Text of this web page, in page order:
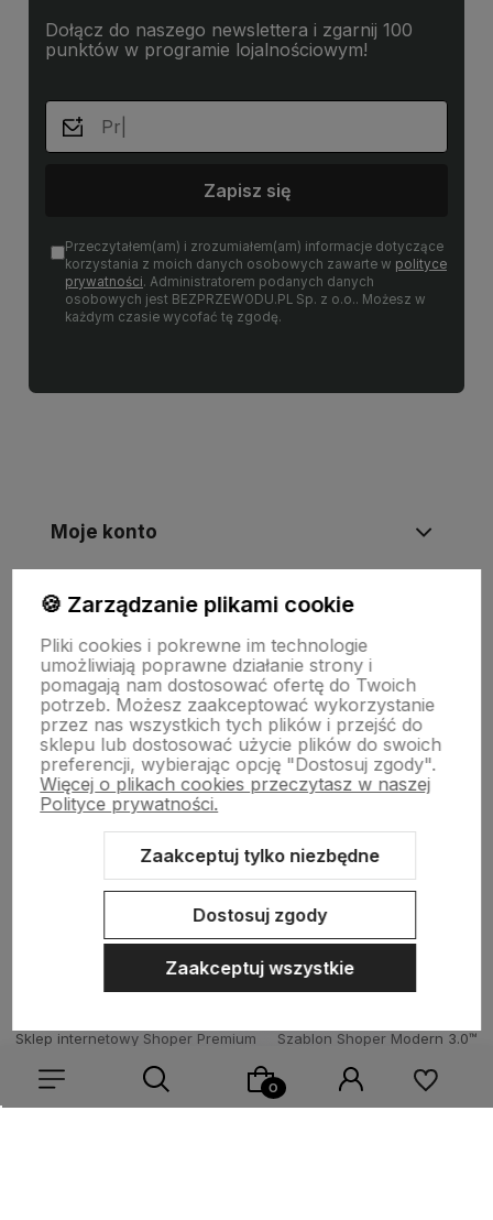
Dołącz do naszego newslettera i zgarnij 100
punktów w programie lojalnościowym!
Zapisz się
Przeczytałem(am) i zrozumiałem(am) informacje dotyczące
korzystania z moich danych osobowych zawarte w polityce
prywatności. Administratorem podanych danych
osobowych jest BEZPRZEWODU.PL Sp. z o.o.. Możesz w
każdym czasie wycofać tę zgodę.
Moje konto
Informacje
Płatności i zwroty
Wsparcie
Sklep internetowy Shoper Premium
Szablon Shoper Modern 3.0™
🍪 Zarządzanie plikami cookie
Pliki cookies i pokrewne im technologie
umożliwiają poprawne działanie strony i
pomagają nam dostosować ofertę do Twoich
potrzeb. Możesz zaakceptować wykorzystanie
przez nas wszystkich tych plików i przejść do
sklepu lub dostosować użycie plików do swoich
preferencji, wybierając opcję "Dostosuj zgody".
Więcej o plikach cookies przeczytasz w naszej
Polityce prywatności.
Zaakceptuj tylko niezbędne
Dostosuj zgody
Zaakceptuj wszystkie